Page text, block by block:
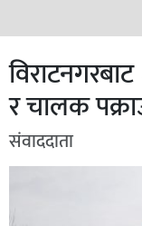
र चालक
संवाददाता